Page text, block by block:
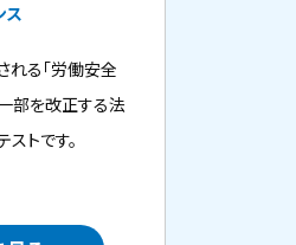
ス
れる「労働安全
部を改正する法
トです。